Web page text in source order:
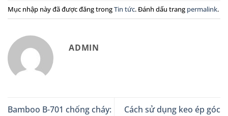
Mục nhập này đã được đăng trongTin tức. Đánh dấu trang permalink.
ADMIN
Bamboo B-701 chống cháy:
Cách sử dụng keo ép góc